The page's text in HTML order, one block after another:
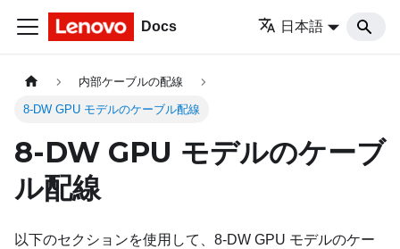
Docs 日本語
内部ケーブルの配線
8-DW GPU モデルのケーブル配線
8-DW GPU モデルのケーブ
ル配線
以下のセクションを使用して、 8-DW GPU モデルのケー